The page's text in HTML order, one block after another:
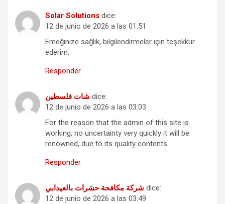
Solar Solutions dice:
12 de junio de 2026 a las 01:51
Emeğinize sağlık, bilgilendirmeler için teşekkür
ederim.
Responder
شات فلسطين dice:
12 de junio de 2026 a las 03:03
For the reason that the admin of this site is
working, no uncertainty very quickly it will be
renowned, due to its quality contents.
Responder
شركة مكافحة حشرات بالعيدابي dice:
12 de junio de 2026 a las 03:49